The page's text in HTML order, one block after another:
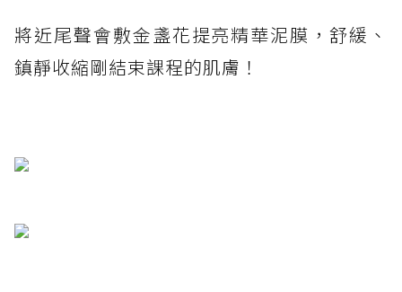
將近尾聲會敷金盞花提亮精華泥膜，舒緩、
鎮靜收縮剛結束課程的肌膚！